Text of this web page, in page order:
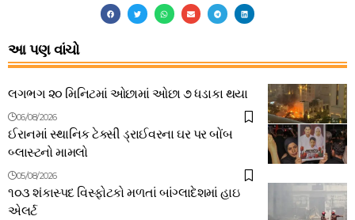
આ પણ વાંચો
લગભગ ૨૦ મિનિટમાં ઓછામાં ઓછા ૭ ધડાકા થયા
06/08/2026
ઈરાનમાં સ્થાનિક ટેક્સી ડ્રાઈવરના ઘર પર બોંબ
બ્લાસ્ટનો મામલો
05/08/2026
૧૦૩ શંકાસ્પદ વિસ્ફોટકો મળતાં બાંગ્લાદેશમાં હાઇ
એલર્ટ